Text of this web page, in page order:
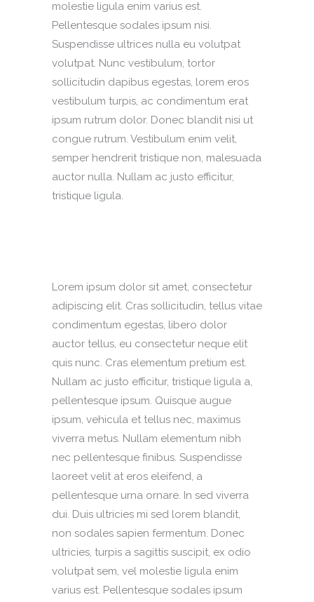
molestie ligula enim varius est.
Pellentesque sodales ipsum nisi.
Suspendisse ultrices nulla eu volutpat
volutpat. Nunc vestibulum, tortor
sollicitudin dapibus egestas, lorem eros
vestibulum turpis, ac condimentum erat
ipsum rutrum dolor. Donec blandit nisi ut
congue rutrum. Vestibulum enim velit,
semper hendrerit tristique non, malesuada
auctor nulla. Nullam ac justo efficitur,
tristique ligula.
Lorem ipsum dolor sit amet, consectetur
adipiscing elit. Cras sollicitudin, tellus vitae
condimentum egestas, libero dolor
auctor tellus, eu consectetur neque elit
quis nunc. Cras elementum pretium est.
Nullam ac justo efficitur, tristique ligula a,
pellentesque ipsum. Quisque augue
ipsum, vehicula et tellus nec, maximus
viverra metus. Nullam elementum nibh
nec pellentesque finibus. Suspendisse
laoreet velit at eros eleifend, a
pellentesque urna ornare. In sed viverra
dui. Duis ultricies mi sed lorem blandit,
non sodales sapien fermentum. Donec
ultricies, turpis a sagittis suscipit, ex odio
volutpat sem, vel molestie ligula enim
varius est. Pellentesque sodales ipsum